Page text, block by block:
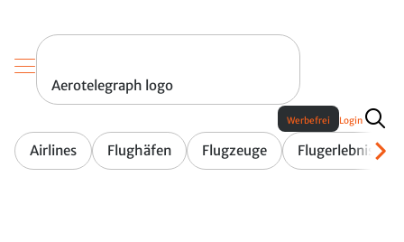
Aerotelegraph logo
Airlines Flughäfen Flugzeuge Flugerlebnis
Werbefrei Login